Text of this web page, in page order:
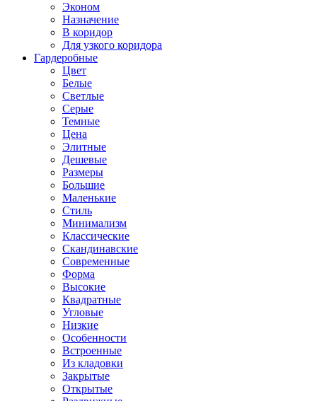
Эконом
Назначение
В коридор
Для узкого коридора
Гардеробные
Цвет
Белые
Светлые
Серые
Темные
Цена
Элитные
Дешевые
Размеры
Большие
Маленькие
Стиль
Минимализм
Классические
Скандинавские
Современные
Форма
Высокие
Квадратные
Угловые
Низкие
Особенности
Встроенные
Из кладовки
Закрытые
Открытые